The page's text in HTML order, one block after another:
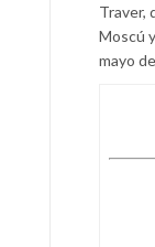
Traver,
Moscú
mayo